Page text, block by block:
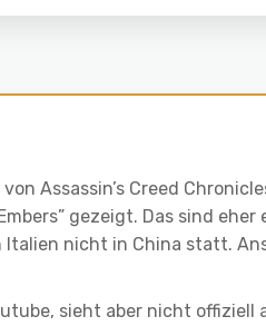
Assassin’s Creed
gezeigt. Das sind
Italien nicht in China statt.
sieht aber nicht offiziell